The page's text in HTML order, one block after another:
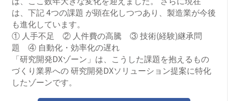
は、下記 4つの課題 が顕在化しつつあり、製造業が今後
も進化しています。
① 人手不足 ② 人件費の高騰 ③ 技術(経験)継承問
題 ④ 自動化・効率化の遅れ
「研究開発DXゾーン」は、こうした課題を抱えるもの
づくり業界への 研究開発DXソリューション提案に特化
したゾーンです。